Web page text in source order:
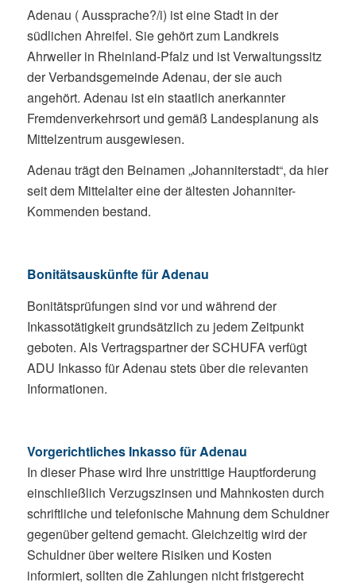
Adenau ( Aussprache?/i) ist eine Stadt in der
südlichen Ahreifel. Sie gehört zum Landkreis
Ahrweiler in Rheinland-Pfalz und ist Verwaltungssitz
der Verbandsgemeinde Adenau, der sie auch
angehört. Adenau ist ein staatlich anerkannter
Fremdenverkehrsort und gemäß Landesplanung als
Mittelzentrum ausgewiesen.
Adenau trägt den Beinamen „Johanniterstadt“, da hier
seit dem Mittelalter eine der ältesten Johanniter-
Kommenden bestand.
Bonitätsauskünfte für Adenau
Bonitätsprüfungen sind vor und während der
Inkassotätigkeit grundsätzlich zu jedem Zeitpunkt
geboten. Als Vertragspartner der SCHUFA verfügt
ADU Inkasso für Adenau stets über die relevanten
Informationen.
Vorgerichtliches Inkasso für Adenau
In dieser Phase wird Ihre unstrittige Hauptforderung
einschließlich Verzugszinsen und Mahnkosten durch
schriftliche und telefonische Mahnung dem Schuldner
gegenüber geltend gemacht. Gleichzeitig wird der
Schuldner über weitere Risiken und Kosten
informiert, sollten die Zahlungen nicht fristgerecht